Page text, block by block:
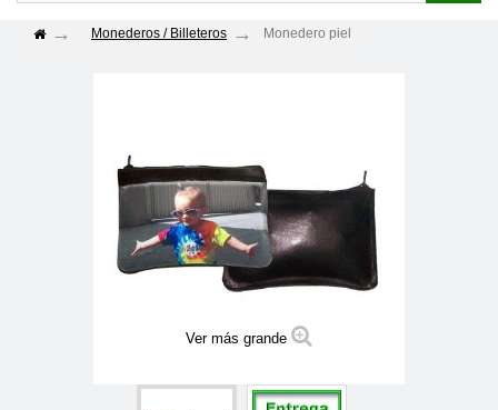
Monederos / Billeteros Monedero piel
Ver más grande